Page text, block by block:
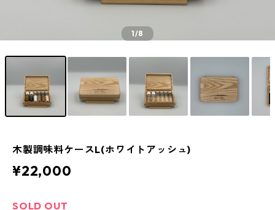
1/8
木製調味料ケースL(ホワイトアッシュ)
¥22,000
SOLD OUT